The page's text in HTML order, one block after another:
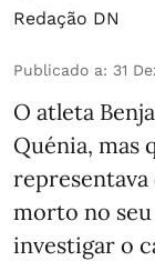
Redação DN
Publicado a: 31
O atleta
Quénia, mas
morto no seu
investigar o